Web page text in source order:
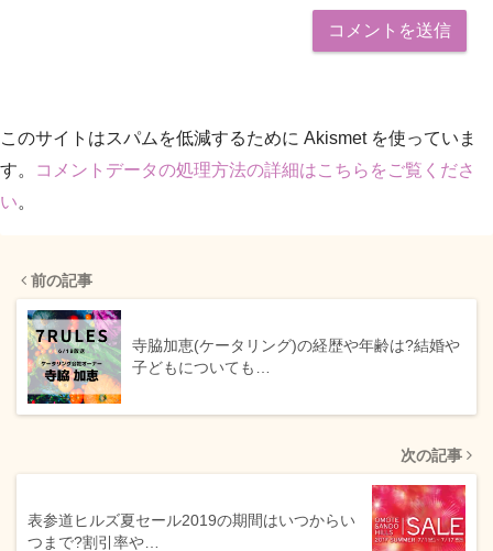
このサイトはスパムを低減するために Akismet を使っていま
す。
コメントデータの処理方法の詳細はこちらをご覧くださ
い。
前の記事
寺脇加恵(ケータリング)の経歴や年齢は?結婚や
子どもについても…
次の記事
表参道ヒルズ夏セール2019の期間はいつからい
つまで?割引率や…